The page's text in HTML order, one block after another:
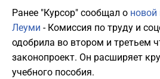
Ранее "Курсор" сообщал о новой
Леуми - Комиссия по труду и
одобрила во втором и третьем
законопроект. Он расширяет
учебного пособия.